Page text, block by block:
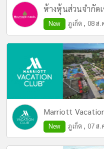
ห้างหุ้นส่วนจำกัด
New ภูเก็ต , 08 ส.
Marriott
New ภูเก็ต , 07 ส.